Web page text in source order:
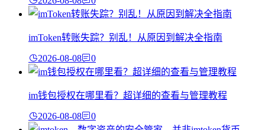
imToken转账失踪？别乱！从原因到解决全指南
2026-08-08 0
im钱包授权在哪里看？超详细的查看与管理教程
2026-08-08 0